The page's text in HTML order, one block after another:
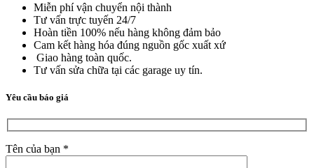
Miễn phí vận chuyển nội thành
Tư vấn trực tuyến 24/7
Hoàn tiền 100% nếu hàng không đảm bảo
Cam kết hàng hóa đúng nguồn gốc xuất xứ
Giao hàng toàn quốc.
Tư vấn sửa chữa tại các garage uy tín.
Yêu cầu báo giá
Tên của bạn *